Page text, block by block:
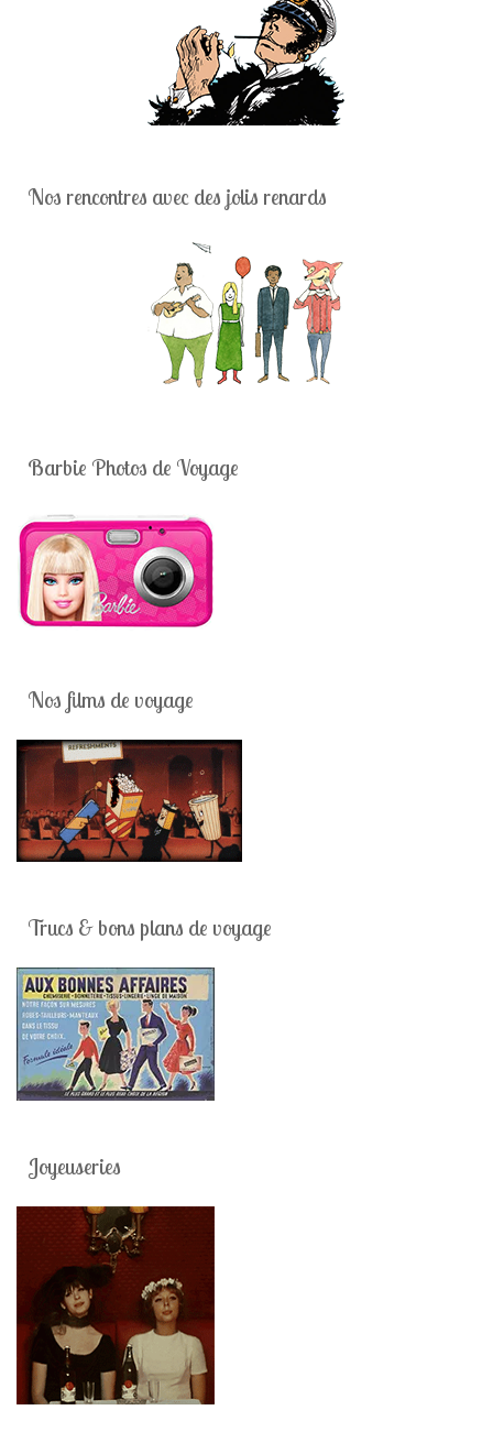
Nos rencontres avec des jolis renards
Barbie Photos de Voyage
Nos films de voyage
Trucs & bons plans de voyage
Joyeuseries